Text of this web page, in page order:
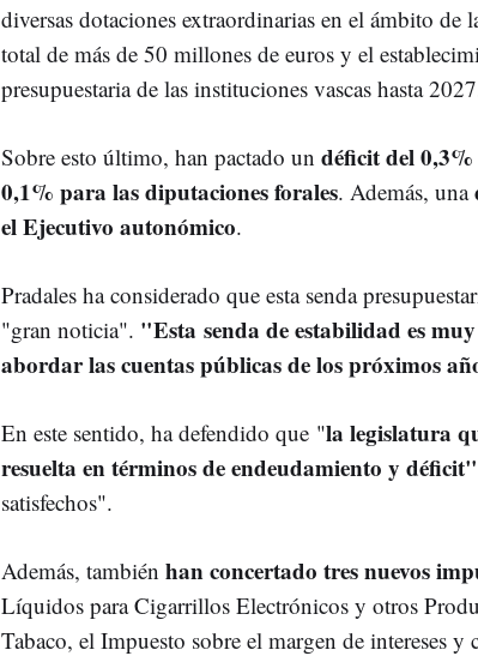
diversas dotaciones extraordinarias en el ámbito
total de más de 50 millones de euros y el
presupuestaria de las instituciones vascas hasta
Sobre esto último, han pactado un déficit del
0,1% para las diputaciones forales. Además, una
el Ejecutivo autonómico.
Pradales ha considerado que esta senda
"gran noticia". "Esta senda de estabilidad es
abordar las cuentas públicas de los próximos
En este sentido, ha defendido que "la legislatura
resuelta en términos de endeudamiento y déficit"
satisfechos".
Además, también han concertado tres nuevos
Líquidos para Cigarrillos Electrónicos y otros
Tabaco, el Impuesto sobre el margen de intereses y